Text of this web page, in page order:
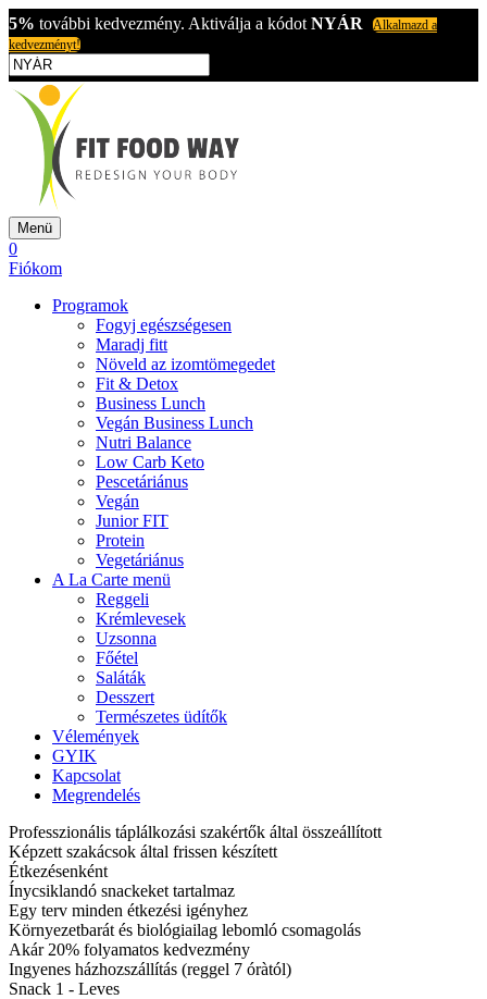
5% további kedvezmény. Aktiválja a kódot NYÁR
Alkalmazd a
kedvezményt!
Menü
0
Fiókom
Programok
Fogyj egészségesen
Maradj fitt
Növeld az izomtömegedet
Fit & Detox
Business Lunch
Vegán Business Lunch
Nutri Balance
Low Carb Keto
Pescetáriánus
Vegán
Junior FIT
Protein
Vegetáriánus
A La Carte menü
Reggeli
Krémlevesek
Uzsonna
Főétel
Saláták
Desszert
Természetes üdítők
Vélemények
GYIK
Kapcsolat
Megrendelés
Professzionális táplálkozási szakértők által összeállított
Képzett szakácsok által frissen készített
Étkezésenként
Ínycsiklandó snackeket tartalmaz
Egy terv minden étkezési igényhez
Környezetbarát és biológiailag lebomló csomagolás
Akár 20% folyamatos kedvezmény
Ingyenes házhozszállítás (reggel 7 óràtól)
Snack 1 - Leves